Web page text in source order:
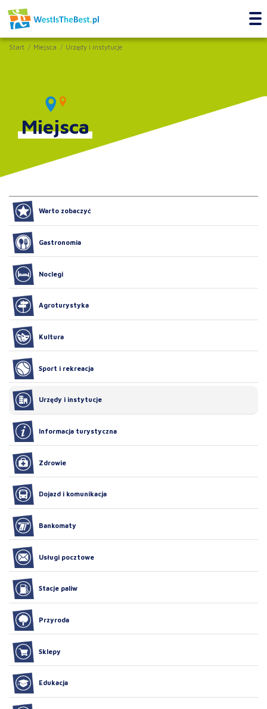
Start Miejsca Urzędy i instytucje
Miejsca
Warto zobaczyć
Gastronomia
Noclegi
Agroturystyka
Kultura
Sport i rekreacja
Urzędy i instytucje
Informacja turystyczna
Zdrowie
Dojazd i komunikacja
Bankomaty
Usługi pocztowe
Stacje paliw
Przyroda
Sklepy
Edukacja